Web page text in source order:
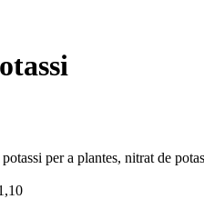
per a plantes, nitrat de